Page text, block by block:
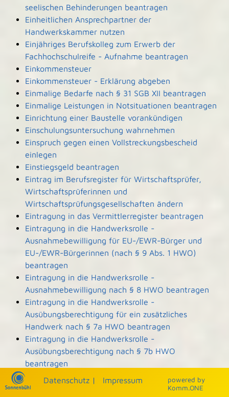
seelischen Behinderungen beantragen
Einheitlichen Ansprechpartner der
Handwerkskammer nutzen
Einjähriges Berufskolleg zum Erwerb der
Fachhochschulreife - Aufnahme beantragen
Einkommensteuer
Einkommensteuer - Erklärung abgeben
Einmalige Bedarfe nach § 31 SGB XII beantragen
Einmalige Leistungen in Notsituationen beantragen
Einrichtung einer Baustelle vorankündigen
Einschulungsuntersuchung wahrnehmen
Einspruch gegen einen Vollstreckungsbescheid
einlegen
Einstiegsgeld beantragen
Eintrag im Berufsregister für Wirtschaftsprüfer,
Wirtschaftsprüferinnen und
Wirtschaftsprüfungsgesellschaften ändern
Eintragung in das Vermittlerregister beantragen
Eintragung in die Handwerksrolle -
Ausnahmebewilligung für EU-/EWR-Bürger und
EU-/EWR-Bürgerinnen (nach § 9 Abs. 1 HWO)
beantragen
Eintragung in die Handwerksrolle -
Ausnahmebewilligung nach § 8 HWO beantragen
Eintragung in die Handwerksrolle -
Ausübungsberechtigung für ein zusätzliches
Handwerk nach § 7a HWO beantragen
Eintragung in die Handwerksrolle -
Ausübungsberechtigung nach § 7b HWO
beantragen
Eintragung und Einsicht in die Denkmalliste
beantragen
powered by
Komm.ONE
Datenschutz | Impressum